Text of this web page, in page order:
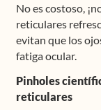
No es costoso,
reticulares
evitan que los
fatiga ocular.
Pinholes
reticulares